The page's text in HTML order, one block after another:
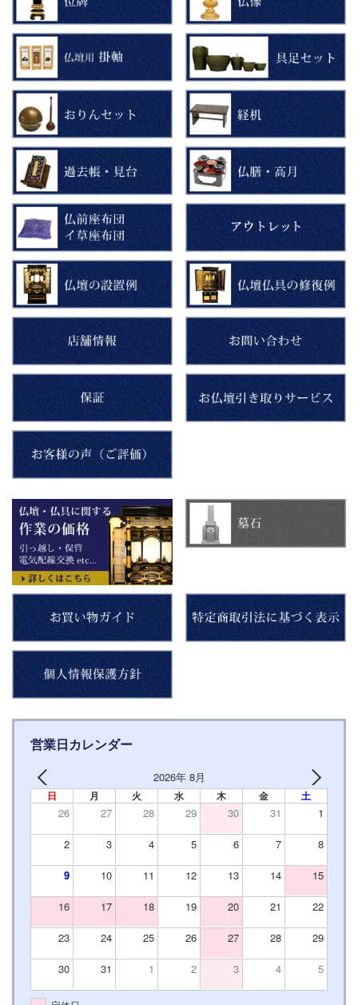
営業日カレンダー
2026年 8月
日 月 火 水 木 金 土
26 27 28 29 30 31 1
2 3 4 5 6 7 8
9 10 11 12 13 14 15
16 17 18 19 20 21 22
23 24 25 26 27 28 29
30 31 1 2 3 4 5